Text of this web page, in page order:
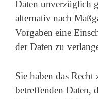
Daten unverzüglich
alternativ nach
Vorgaben eine
der Daten zu
Sie haben das Recht
betreffenden Daten,